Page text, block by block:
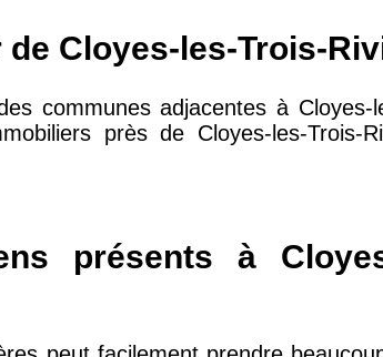
29 € 33 €
13 €
Cloyes-les-Trois-
communes adjacentes à Cloyes-
près de Cloyes-les-Trois-
présents à